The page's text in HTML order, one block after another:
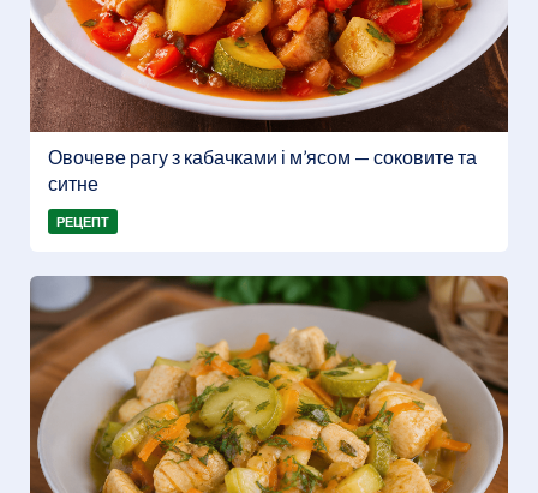
Овочеве рагу з кабачками і м’ясом — соковите та
ситне
РЕЦЕПТ